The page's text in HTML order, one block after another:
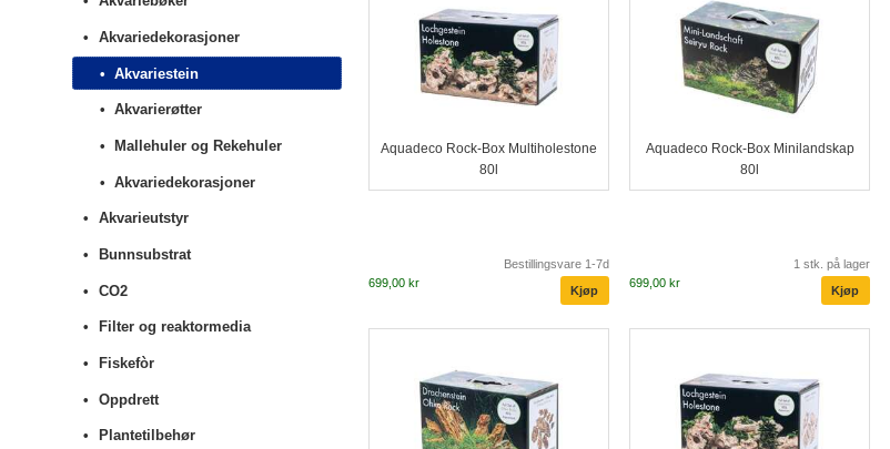
Aquadeco Rock-Box Multiholestone
80l
Bestillingsvare 1-7d
699,00 kr
Aquadeco Rock-Box Minilandskap
80l
1 stk. på lager
699,00 kr
Akvariedekorasjoner
Akvariestein
Akvarierøtter
Mallehuler og Rekehuler
Akvariedekorasjoner
Akvarieutstyr
Bunnsubstrat
CO2
Filter og reaktormedia
Fiskefòr
Oppdrett
Plantetilbehør